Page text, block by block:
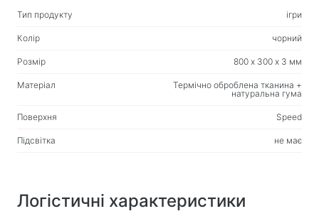
Сумки та рюкзаки для ноутбуків
Автотримачі
Рюкзаки для навчання та відпочинку
Спреї, піни, гелі
Тип продукту ігри
Колір чорний
Розмір 800 х 300 х 3 мм
Матеріал
Термічно оброблена тканина +
натуральна гума
Поверхня Speed
Підсвітка не має
Логістичні характеристики